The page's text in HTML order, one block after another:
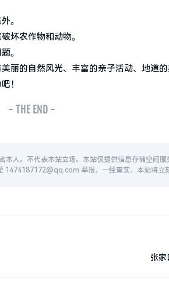
。
坏农作物和动物。
。
丽的自然风光、丰富的亲子活动、地道
！
- THE END -
人。不代表本站立场。本站仅提供信息存储空间
1474187172@qq.com 举报，一经查实，本站将立
张家